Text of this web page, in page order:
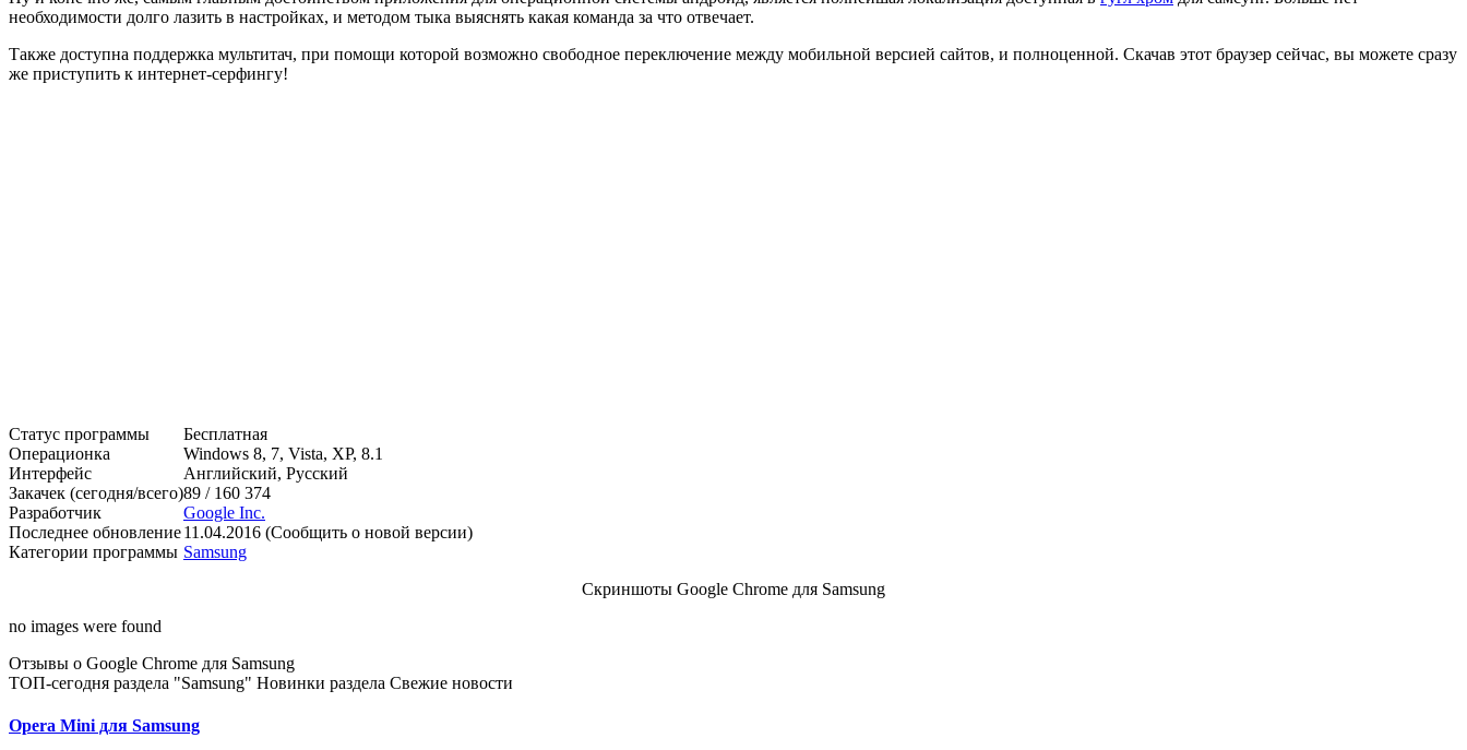
необходимости долго лазить в настройках, и методом тыка выяснять какая команда за что отвечает.
Также доступна поддержка мультитач, при помощи которой возможно свободное переключение между мобильной версией сайтов, и полноценной. Скачав этот браузер сейчас, вы можете сразу
же приступить к интернет-серфингу!
Статус программы
Бесплатная
Операционка
Windows 8, 7, Vista, XP, 8.1
Интерфейс
Английский, Русский
Закачек (сегодня/всего)89 / 160 374
Разработчик
Google Inc.
Последнее обновление11.04.2016 (Сообщить о новой версии)
Категории программы Samsung
Скриншоты Google Chrome для Samsung
no images were found
Отзывы о Google Chrome для Samsung
ТОП-сегодня раздела "Samsung" Новинки раздела Свежие новости
Opera Mini для Samsung